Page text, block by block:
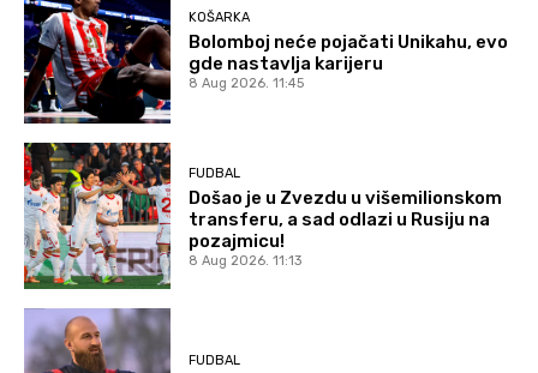
KOŠARKA
Bolomboj neće pojačati Unikahu, evo
gde nastavlja karijeru
8 Aug 2026. 11:45
FUDBAL
Došao je u Zvezdu u višemilionskom
transferu, a sad odlazi u Rusiju na
pozajmicu!
8 Aug 2026. 11:13
FUDBAL